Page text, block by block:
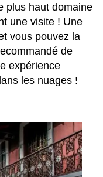
plus haut domaine
une visite ! Une
vous pouvez la
de
expérience
les nuages !